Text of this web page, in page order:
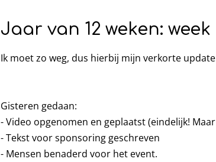
Jaar van 12 weken: week
Ik moet zo weg, dus hierbij mijn verkorte
Gisteren gedaan:
- Video opgenomen en geplaatst (eindelijk!
- Tekst voor sponsoring geschreven
- Mensen benaderd voor het event.